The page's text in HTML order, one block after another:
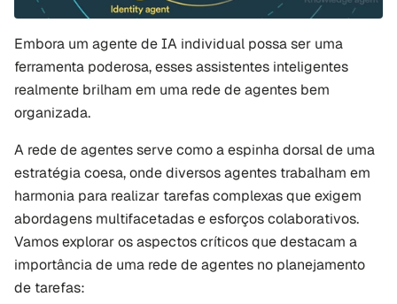
Embora um agente de IA individual possa ser uma
ferramenta poderosa, esses assistentes inteligentes
realmente brilham em uma rede de agentes bem
organizada.
A rede de agentes serve como a espinha dorsal de uma
estratégia coesa, onde diversos agentes trabalham em
harmonia para realizar tarefas complexas que exigem
abordagens multifacetadas e esforços colaborativos.
Vamos explorar os aspectos críticos que destacam a
importância de uma rede de agentes no planejamento
de tarefas: